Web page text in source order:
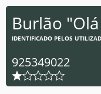
Burlão
IDENTIFICADO PELOS
925349022